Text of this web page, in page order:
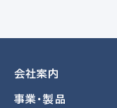
会社案内
事業・製品